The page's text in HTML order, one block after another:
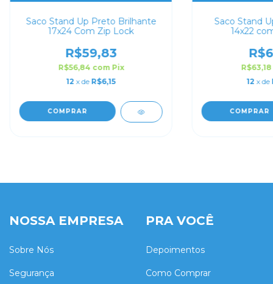
Saco Stand Up Preto Brilhante
17x24 Com Zip Lock
R$59,83
R$56,84 com Pix
12 x de R$6,15
COMPRAR
Saco Stand
14x22
R$63,18
12 x de
COMPRAR
NOSSA EMPRESA
Sobre Nós
Segurança
PRA VOCÊ
Depoimentos
Como Comprar